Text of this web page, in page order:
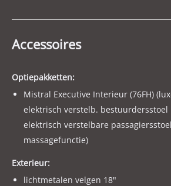
ruilen alles in denk hierbij aan een
Voor onze actuele aanbod kijk op
Met vriendelijke groet en tot snel ! Bij
Controleer altijd zelf de uitvoering en
Accessoires
Optiepakketten:
Mistral Executive Interieur (76FH)
elektrisch verstelb. bestuurdersstoel
elektrisch verstelbare
massagefunctie)
Exterieur:
lichtmetalen velgen 18"